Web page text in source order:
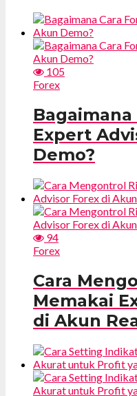
105
Forex
Expert
Demo?
94
Forex
Cara
Memakai
di Akun